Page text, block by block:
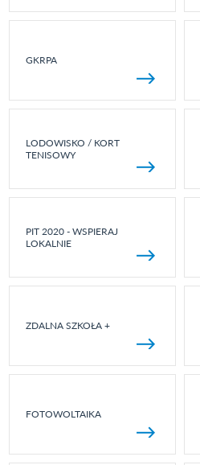
GKRPA
LODOWISKO / KORT
TENISOWY
PIT 2020 - WSPIERAJ
LOKALNIE
ZDALNA SZKOŁA +
FOTOWOLTAIKA